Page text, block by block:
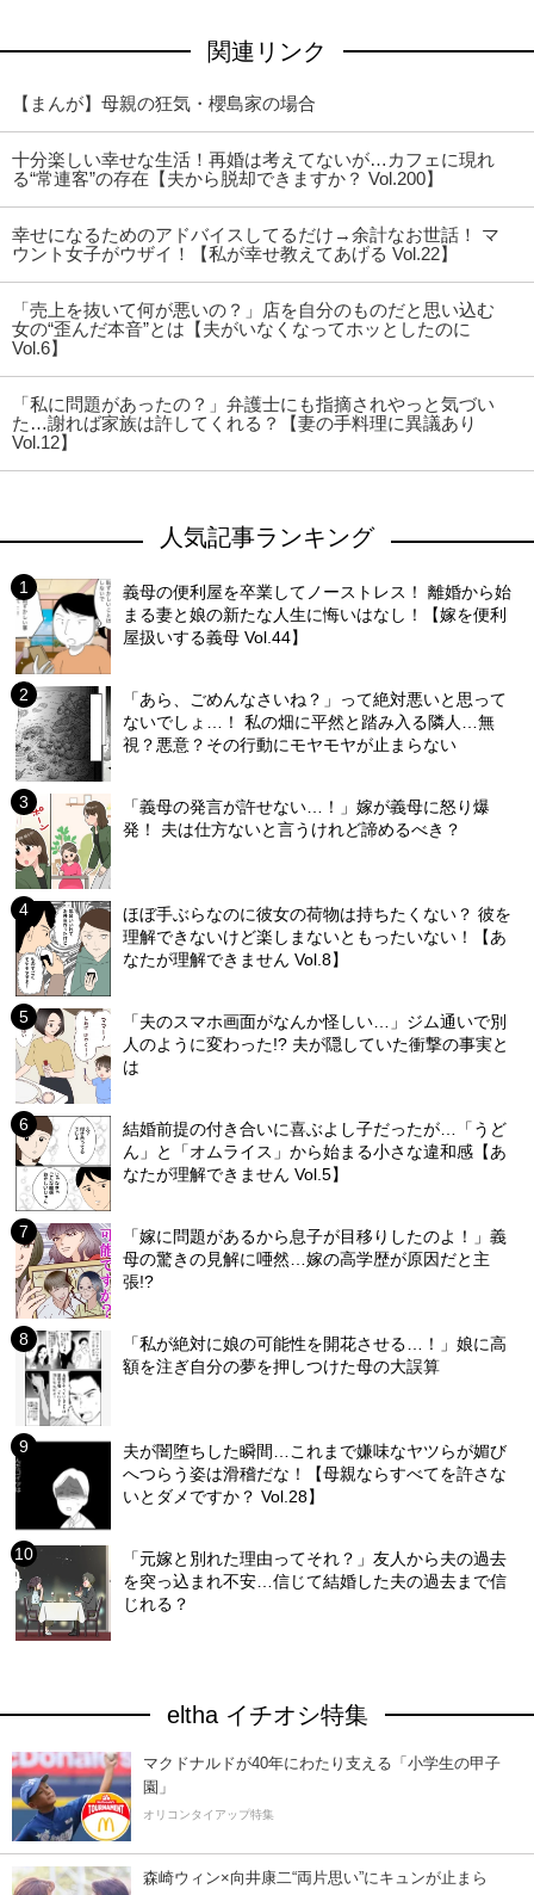
関連リンク
【まんが】母親の狂気・櫻島家の場合
十分楽しい幸せな生活！再婚は考えてないが…カフェに現れ
る“常連客”の存在【夫から脱却できますか？ Vol.200】
幸せになるためのアドバイスしてるだけ→余計なお世話！ マ
ウント女子がウザイ！【私が幸せ教えてあげる Vol.22】
「売上を抜いて何が悪いの？」店を自分のものだと思い込む
女の“歪んだ本音”とは【夫がいなくなってホッとしたのに
Vol.6】
「私に問題があったの？」弁護士にも指摘されやっと気づい
た…謝れば家族は許してくれる？【妻の手料理に異議あり
Vol.12】
人気記事ランキング
義母の便利屋を卒業してノーストレス！ 離婚から始
まる妻と娘の新たな人生に悔いはなし！【嫁を便利
屋扱いする義母 Vol.44】
「あら、ごめんなさいね？」って絶対悪いと思って
ないでしょ…！ 私の畑に平然と踏み入る隣人…無
視？悪意？その行動にモヤモヤが止まらない
「義母の発言が許せない…！」嫁が義母に怒り爆
発！ 夫は仕方ないと言うけれど諦めるべき？
ほぼ手ぶらなのに彼女の荷物は持ちたくない？ 彼を
理解できないけど楽しまないともったいない！【あ
なたが理解できません Vol.8】
「夫のスマホ画面がなんか怪しい…」ジム通いで別
人のように変わった!? 夫が隠していた衝撃の事実と
は
結婚前提の付き合いに喜ぶよし子だったが…「うど
ん」と「オムライス」から始まる小さな違和感【あ
なたが理解できません Vol.5】
「嫁に問題があるから息子が目移りしたのよ！」義
母の驚きの見解に唖然…嫁の高学歴が原因だと主
張!?
「私が絶対に娘の可能性を開花させる…！」娘に高
額を注ぎ自分の夢を押しつけた母の大誤算
夫が闇堕ちした瞬間…これまで嫌味なヤツらが媚び
へつらう姿は滑稽だな！【母親ならすべてを許さな
いとダメですか？ Vol.28】
「元嫁と別れた理由ってそれ？」友人から夫の過去
を突っ込まれ不安…信じて結婚した夫の過去まで信
じれる？
eltha イチオシ特集
マクドナルドが40年にわたり支える「小学生の甲子
園」
オリコンタイアップ特集
森崎ウィン×向井康二“両片思い”にキュンが止まら